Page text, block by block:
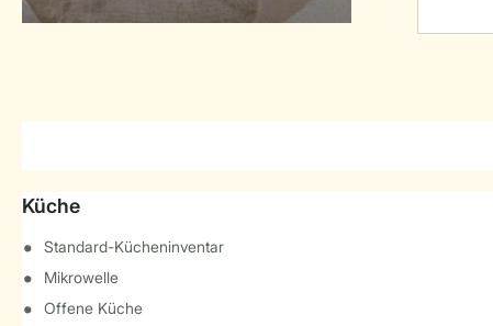
Küche
Standard-Kücheninventar
Mikrowelle
Offene Küche